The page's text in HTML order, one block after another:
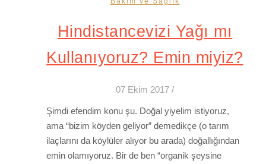
Hindistancevizi Yağı mı
Kullanıyoruz? Emin miyiz?
07 Ekim 2017 /
Şimdi efendim konu şu. Doğal yiyelim istiyoruz,
ama “bizim köyden geliyor” demedikçe (o tarım
ilaçlarını da köylüler alıyor bu arada) doğallığından
emin olamıyoruz. Bir de ben “organik şeysine